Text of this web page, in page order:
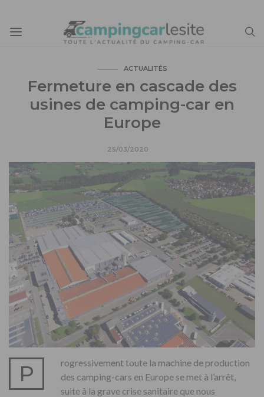
ACTUALITÉS
Fermeture en cascade des
usines de camping-car en
Europe
25/03/2020
P
rogressivement toute la machine de production
des camping-cars en Europe se met à l’arrêt,
suite à la grave crise sanitaire que nous